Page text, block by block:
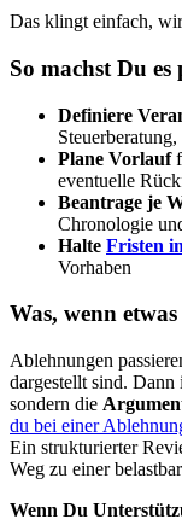
Das klingt einfach,
So machst Du
Definiere
Plane Vorlauf
eventuelle
Beantrage je
Chronologie
Halte Fristen
Vorhaben
Was, wenn
Ablehnungen
dargestellt sind. Dann
sondern die
du bei einer
Ein strukturierter
Weg zu einer
Wenn Du